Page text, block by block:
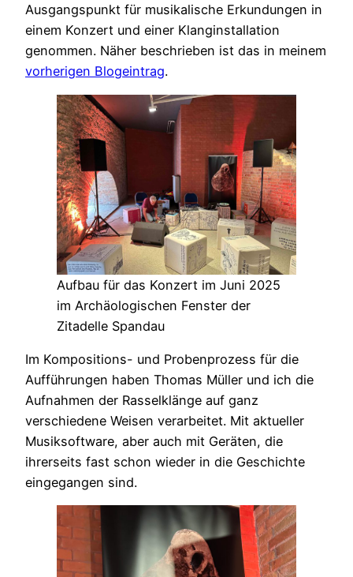
Ausgangspunkt für musikalische Erkundungen in
einem Konzert und einer Klanginstallation
genommen. Näher beschrieben ist das in meinem
vorherigen Blogeintrag.
Aufbau für das Konzert im Juni 2025
im Archäologischen Fenster der
Zitadelle Spandau
Im Kompositions- und Probenprozess für die
Aufführungen haben Thomas Müller und ich die
Aufnahmen der Rasselklänge auf ganz
verschiedene Weisen verarbeitet. Mit aktueller
Musiksoftware, aber auch mit Geräten, die
ihrerseits fast schon wieder in die Geschichte
eingegangen sind.